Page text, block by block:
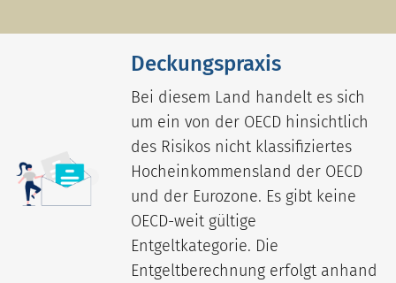
Deckungspraxis
Bei diesem Land handelt es sich
um ein von der OECD hinsichtlich
des Risikos nicht klassifiziertes
Hocheinkommensland der OECD
und der Eurozone. Es gibt keine
OECD-weit gültige
Entgeltkategorie. Die
Entgeltberechnung erfolgt anhand